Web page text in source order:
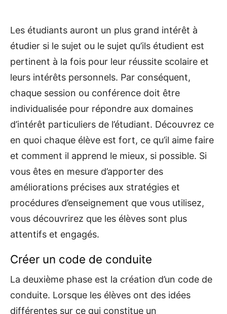
Les étudiants auront un plus grand intérêt à
étudier si le sujet ou le sujet qu’ils étudient est
pertinent à la fois pour leur réussite scolaire et
leurs intérêts personnels. Par conséquent,
chaque session ou conférence doit être
individualisée pour répondre aux domaines
d’intérêt particuliers de l’étudiant. Découvrez ce
en quoi chaque élève est fort, ce qu’il aime faire
et comment il apprend le mieux, si possible. Si
vous êtes en mesure d’apporter des
améliorations précises aux stratégies et
procédures d’enseignement que vous utilisez,
vous découvrirez que les élèves sont plus
attentifs et engagés.
Créer un code de conduite
La deuxième phase est la création d’un code de
conduite. Lorsque les élèves ont des idées
différentes sur ce qui constitue un